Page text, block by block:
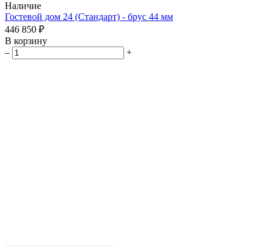
Наличие
Гостевой дом 24 (Стандарт) - брус 44 мм
446 850 ₽
В корзину
–
+